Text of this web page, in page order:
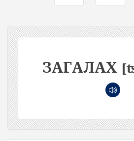
ЗАГАЛАХ